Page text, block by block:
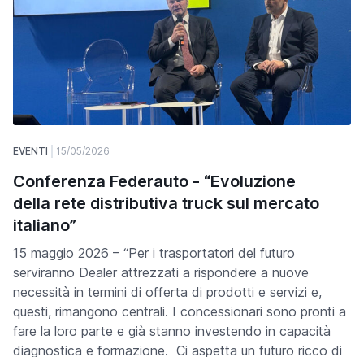
EVENTI 15/05/2026
Conferenza Federauto - “Evoluzione
della rete distributiva truck sul mercato
italiano”
15 maggio 2026 – “Per i trasportatori del futuro
serviranno Dealer attrezzati a rispondere a nuove
necessità in termini di offerta di prodotti e servizi e,
questi, rimangono centrali. I concessionari sono pronti a
fare la loro parte e già stanno investendo in capacità
diagnostica e formazione. Ci aspetta un futuro ricco di